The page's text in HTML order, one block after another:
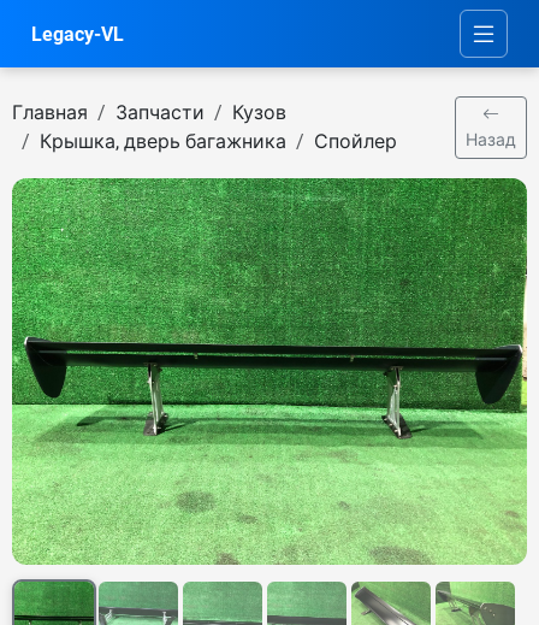
Legacy-VL
Главная Запчасти
Кузов
Крышка, дверь багажника
Спойлер Назад